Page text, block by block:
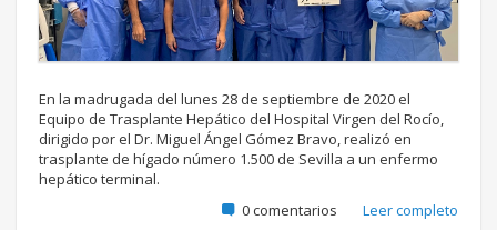
En la madrugada del lunes 28 de septiembre de 2020 el
Equipo de Trasplante Hepático del Hospital Virgen del Rocío,
dirigido por el Dr. Miguel Ángel Gómez Bravo, realizó en
trasplante de hígado número 1.500 de Sevilla a un enfermo
hepático terminal.
0 comentarios
Leer completo